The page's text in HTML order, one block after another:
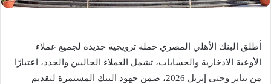
أطلق البنك الأهلي المصري حملة ترويجية جديدة لجميع عملاء
الأوعية الادخارية والحسابات، تشمل العملاء الحاليين والجدد، اعتبارًا
من يناير وحتى إبريل 2026، ضمن جهود البنك المستمرة لتقديم